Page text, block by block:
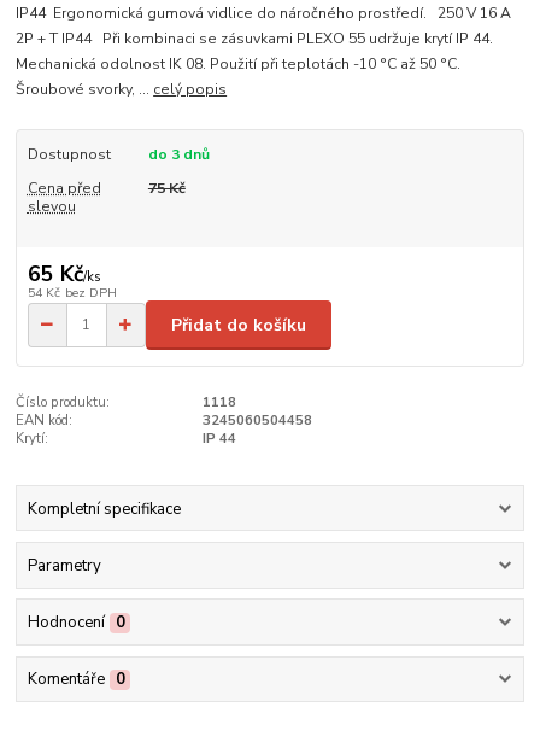
IP44 Ergonomická gumová vidlice do náročného prostředí. 250 V 16 A
2P + T IP44 Při kombinaci se zásuvkami PLEXO 55 udržuje krytí IP 44.
Mechanická odolnost IK 08. Použití při teplotách -10 °C až 50 °C.
Šroubové svorky, ... celý popis
Dostupnost
do 3 dnů
Cena před
slevou
75 Kč
65 Kč/ks
54 Kč bez DPH
Přidat do košíku
Číslo produktu:
1118
EAN kód:
3245060504458
Krytí:
IP 44
Kompletní specifikace
Parametry
Hodnocení 0
Komentáře 0